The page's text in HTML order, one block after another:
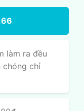
làm ra đều
chóng chỉ